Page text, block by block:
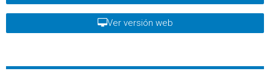
Ver versión web